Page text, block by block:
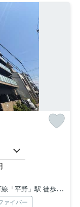
「平野」駅 徒歩10分
ァイバー